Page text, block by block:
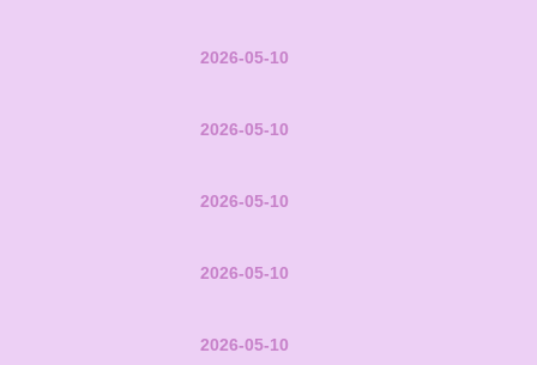
2026-05-10
2026-05-10
2026-05-10
2026-05-10
2026-05-10